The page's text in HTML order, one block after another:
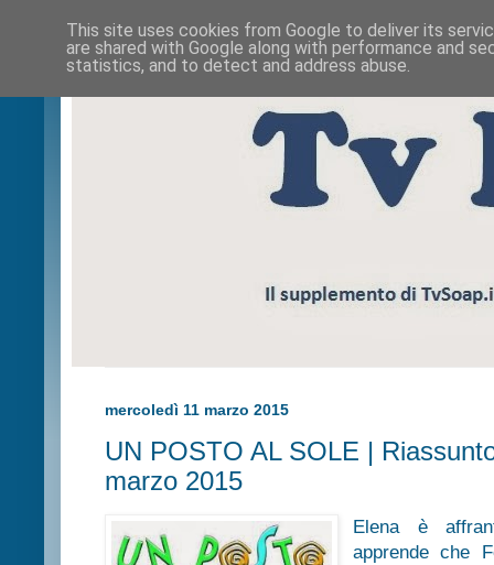
mercoledì 11 marzo 2015
UN POSTO AL SOLE |
marzo 2015
Elena è
apprende che
This site uses cookies from Google to deliver its
are shared with Google along with performance and
statistics, and to detect and address abuse.